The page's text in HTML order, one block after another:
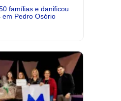
famílias e danificou
Pedro Osório